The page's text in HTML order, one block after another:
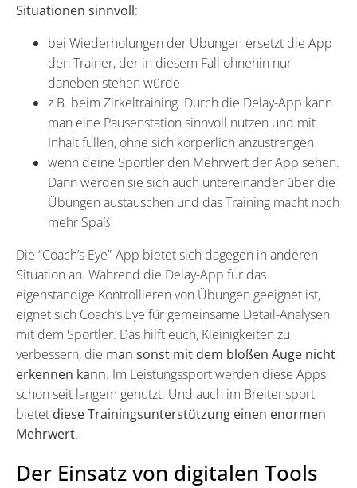
Situationen sinnvoll:
bei Wiederholungen der Übungen ersetzt die App
den Trainer, der in diesem Fall ohnehin nur
daneben stehen würde
z.B. beim Zirkeltraining. Durch die Delay-App kann
man eine Pausenstation sinnvoll nutzen und mit
Inhalt füllen, ohne sich körperlich anzustrengen
wenn deine Sportler den Mehrwert der App sehen.
Dann werden sie sich auch untereinander über die
Übungen austauschen und das Training macht noch
mehr Spaß
Die “Coach’s Eye”-App bietet sich dagegen in anderen
Situation an. Während die Delay-App für das
eigenständige Kontrollieren von Übungen geeignet ist,
eignet sich Coach’s Eye für gemeinsame Detail-Analysen
mit dem Sportler. Das hilft euch, Kleinigkeiten zu
verbessern, die man sonst mit dem bloßen Auge nicht
erkennen kann. Im Leistungssport werden diese Apps
schon seit langem genutzt. Und auch im Breitensport
bietet diese Trainingsunterstützung einen enormen
Mehrwert.
Der Einsatz von digitalen Tools